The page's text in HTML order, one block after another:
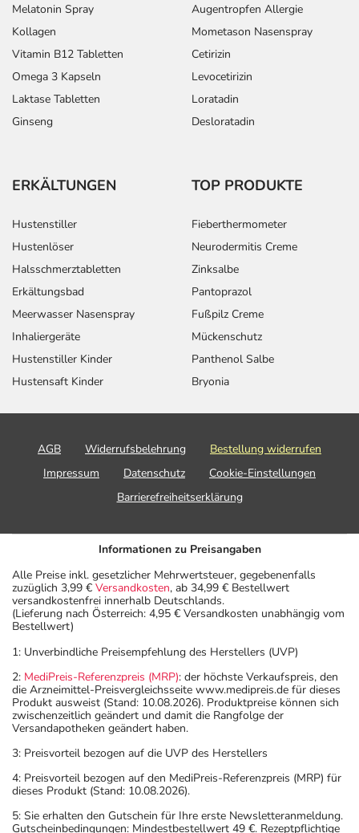
Melatonin Spray
Kollagen
Vitamin B12 Tabletten
Omega 3 Kapseln
Laktase Tabletten
Ginseng
Augentropfen Allergie
Mometason Nasenspray
Cetirizin
Levocetirizin
Loratadin
Desloratadin
ERKÄLTUNGEN
Hustenstiller
Hustenlöser
Halsschmerztabletten
Erkältungsbad
Meerwasser Nasenspray
Inhaliergeräte
Hustenstiller Kinder
Hustensaft Kinder
TOP PRODUKTE
Fieberthermometer
Neurodermitis Creme
Zinksalbe
Pantoprazol
Fußpilz Creme
Mückenschutz
Panthenol Salbe
Bryonia
AGB Widerrufsbelehrung
Bestellung widerrufen
Impressum
Datenschutz
Cookie-Einstellungen
Barrierefreiheitserklärung
Informationen zu Preisangaben
Alle Preise inkl. gesetzlicher Mehrwertsteuer, gegebenenfalls
zuzüglich 3,99 € Versandkosten, ab 34,99 € Bestellwert
versandkostenfrei innerhalb Deutschlands.
(Lieferung nach Österreich: 4,95 € Versandkosten unabhängig vom
Bestellwert)
1: Unverbindliche Preisempfehlung des Herstellers (UVP)
2: MediPreis-Referenzpreis (MRP): der höchste Verkaufspreis, den
die Arzneimittel-Preisvergleichsseite www.medipreis.de für dieses
Produkt ausweist (Stand: 10.08.2026). Produktpreise können sich
zwischenzeitlich geändert und damit die Rangfolge der
Versandapotheken geändert haben.
3: Preisvorteil bezogen auf die UVP des Herstellers
4: Preisvorteil bezogen auf den MediPreis-Referenzpreis (MRP) für
dieses Produkt (Stand: 10.08.2026).
5: Sie erhalten den Gutschein für Ihre erste Newsletteranmeldung.
Gutscheinbedingungen: Mindestbestellwert 49 €. Rezeptpflichtige